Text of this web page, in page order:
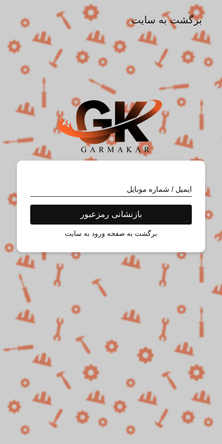
برگشت به سایت
ایمیل / شماره موبایل
بازنشانی رمزعبور
برگشت به صفحه ورود به سایت